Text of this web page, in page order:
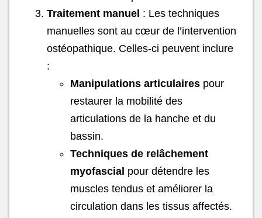
Traitement manuel : Les techniques
manuelles sont au cœur de l’intervention
ostéopathique. Celles-ci peuvent inclure
:
Manipulations articulaires pour
restaurer la mobilité des
articulations de la hanche et du
bassin.
Techniques de relâchement
myofascial pour détendre les
muscles tendus et améliorer la
circulation dans les tissus affectés.